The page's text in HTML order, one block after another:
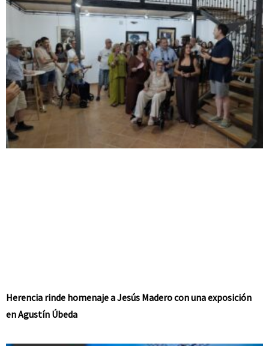
Herencia rinde homenaje a Jesús Madero con una exposición
en Agustín Úbeda